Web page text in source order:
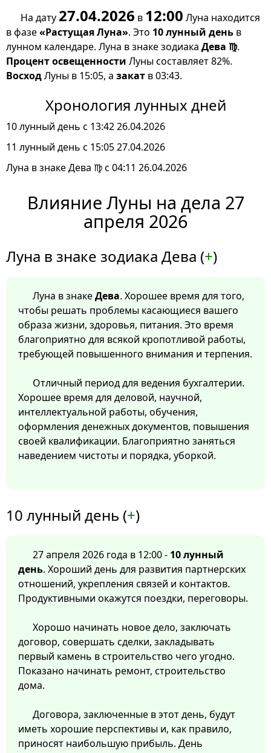
На дату 27.04.2026 в 12:00 Луна находится
в фазе«Растущая Луна». Это 10 лунный день в
лунном календаре. Луна в знаке зодиака Дева ♍.
Процент освещенности Луны составляет 82%.
ВосходЛуны в 15:05, а закат в 03:43.
Хронология лунных дней
10 лунный день с 13:42 26.04.2026
11 лунный день с 15:05 27.04.2026
Луна в знаке Дева ♍ с 04:11 26.04.2026
Влияние Луны на дела 27
апреля 2026
Луна в знаке зодиака Дева (+)
Луна в знакеДева. Хорошее время для того,
чтобы решать проблемы касающиеся вашего
образа жизни, здоровья, питания. Это время
благоприятно для всякой кропотливой работы,
требующей повышенного внимания и терпения.
Отличный период для ведения бухгалтерии.
Хорошее время для деловой, научной,
интеллектуальной работы, обучения,
оформления денежных документов, повышения
своей квалификации. Благоприятно заняться
наведением чистоты и порядка, уборкой.
10 лунный день (+)
27 апреля 2026 года в 12:00 - 10 лунный
день. Хороший день для развития партнерских
отношений, укрепления связей и контактов.
Продуктивными окажутся поездки, переговоры.
Хорошо начинать новое дело, заключать
договор, совершать сделки, закладывать
первый камень в строительство чего угодно.
Показано начинать ремонт, строительство
дома.
Договора, заключенные в этот день, будут
иметь хорошие перспективы и, как правило,
приносят наибольшую прибыль. День